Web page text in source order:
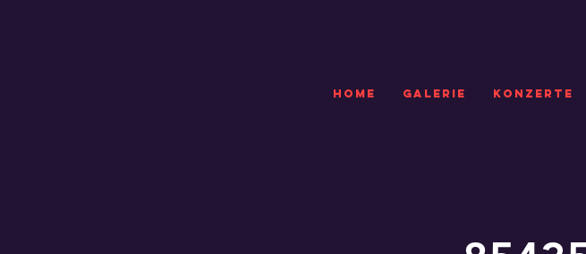
HOME GALERIE KONZERTE